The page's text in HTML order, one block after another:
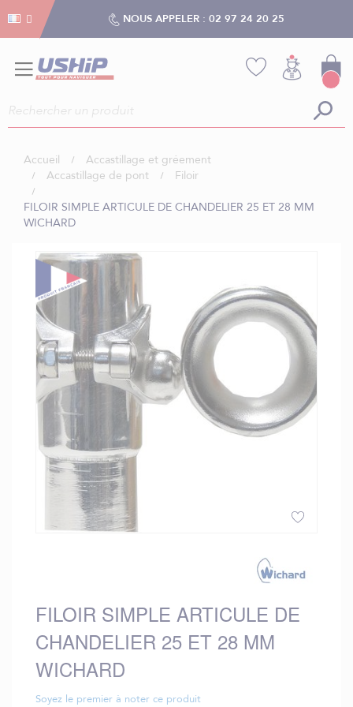
NOUS APPELER : 02 97 24 20 25
Accueil
Accastillage et gréement
Accastillage de pont
Filoir
FILOIR SIMPLE ARTICULE DE CHANDELIER 25 ET 28 MM
WICHARD
Skip
the
end
of
the
images
gallery
of
the
images
FILOIR SIMPLE ARTICULE DE
CHANDELIER 25 ET 28 MM
WICHARD
Soyez le premier à noter ce produit
Gestion des cookies
Gestion des cookies